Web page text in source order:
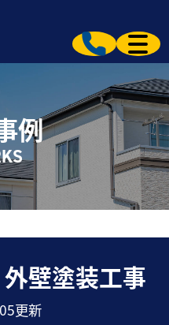
例
壁塗装工事
更新